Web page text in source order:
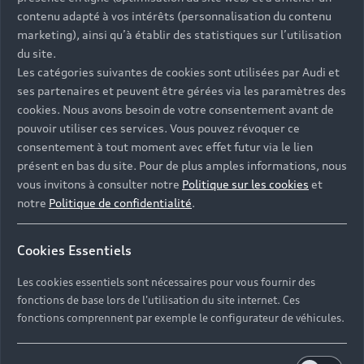
Informations et Service Clients
Accessibilité - Clients Sourds et Malentendants
Trouver mon Partenaire Audi
Berline
Avant
SUV électrique
SUV hybride
SUV
SUV compact
Financer mon Audi
Audi rent : location courte durée
Espace Client Audi Financial Services
Heycar
Voiture hybride
Voiture commerciale
Voiture de direction
SUV société
Achat véhicule de société
Flotte automobile
Entretenir et réparer mon Audi
Offres Après-Vente
Accessoires et équipements
Espace personnel myAudi
Informations client
Functions on Demand
Action de Service EA 189
Audi Assistance
Campagne de rappel Airbag Takata
Histoire du progrès
Notre vision
Nos technologies
myAudi experience
Carrières
© 2026 Audi France. Tous droits réservés.
Mentions légales
Politique sur les cookies
Gérer vos cookies
Politique de confidentialité
Système de lanceur d'alerte
Devis & RDV entretien en ligne
Opérateurs indépendants
Réseau Audi
Recevez toute l'actualité Audi
contenu adapté à vos intérêts (personnalisation du contenu
marketing), ainsi qu’à établir des statistiques sur l’utilisation
du site.
Les catégories suivantes de cookies sont utilisées par Audi et
ses partenaires et peuvent être gérées via les paramètres des
cookies. Nous avons besoin de votre consentement avant de
pouvoir utiliser ces services. Vous pouvez révoquer ce
consentement à tout moment avec effet futur via le lien
présent en bas du site. Pour de plus amples informations, nous
vous invitons à consulter notre Politique sur les cookies et
notre Politique de confidentialité.
Cookies Essentiels
Les cookies essentiels sont nécessaires pour vous fournir des
fonctions de base lors de l'utilisation du site internet. Ces
fonctions comprennent par exemple le configurateur de véhicules.